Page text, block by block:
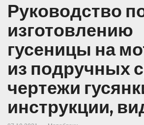
Руководство
изготовлению
гусеницы на
из подручных
чертежи
инструкции,